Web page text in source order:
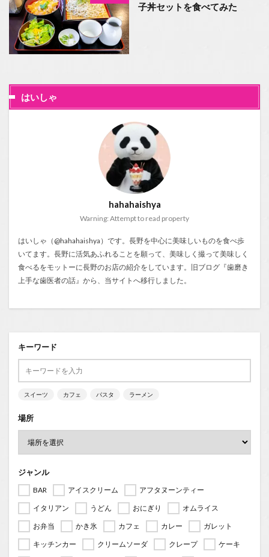
子丼セットを食べてみた
はいしゃ
hahahaishya
Warning: Attempt to read property
はいしゃ（@hahahaishya）です。長野を中心に美味しいものを食べ歩
いてます。長野に活気あふれることを願って、美味しく撮って美味しく
食べるをモットーに長野のお店の紹介をしています。旧ブログ『歯磨き
上手な歯医者の話』から、当サイトへ移行しました。
キーワード
スイーツ カフェ パスタ ラーメン
場所
ジャンル
BAR アイスクリーム
アフタヌーンティー
イタリアン
うどん おにぎり
オムライス
お弁当
かき氷 カフェ カレー
ガレット
キッチンカー
クリームソーダ クレープ
ケーキ